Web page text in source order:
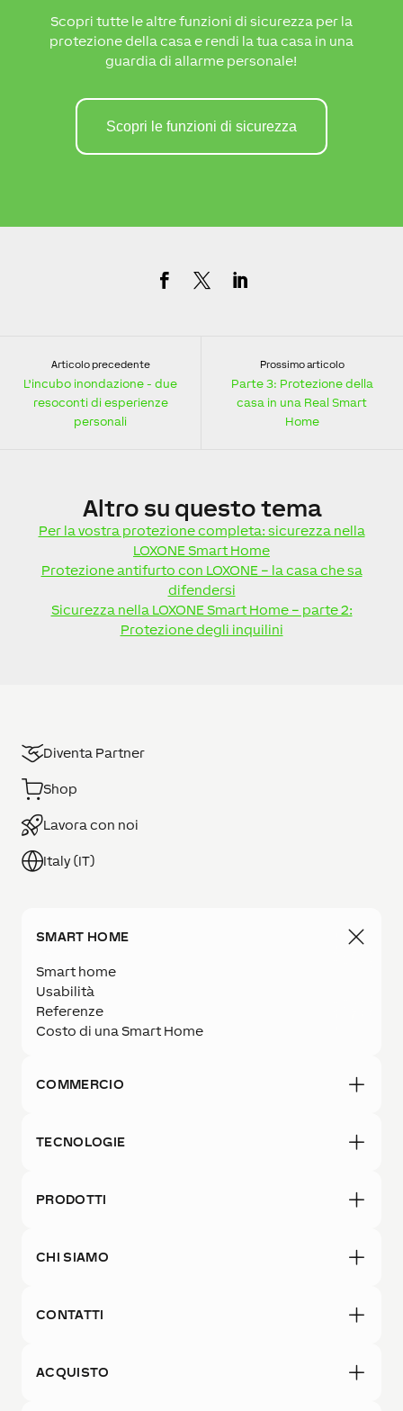
Scopri tutte le altre funzioni di sicurezza per la
protezione della casa e rendi la tua casa in una
guardia di allarme personale!
Scopri le funzioni di sicurezza
Articolo precedente
L’incubo inondazione - due
resoconti di esperienze
personali
Prossimo articolo
Parte 3: Protezione della
casa in una Real Smart
Home
Altro su questo tema
Per la vostra protezione completa: sicurezza nella
LOXONE Smart Home
Protezione antifurto con LOXONE – la casa che sa
difendersi
Sicurezza nella LOXONE Smart Home – parte 2:
Protezione degli inquilini
Diventa Partner
Shop
Lavora con noi
Italy (IT)
SMART HOME
Smart home
Usabilità
Referenze
Costo di una Smart Home
COMMERCIO
TECNOLOGIE
PRODOTTI
CHI SIAMO
CONTATTI
ACQUISTO